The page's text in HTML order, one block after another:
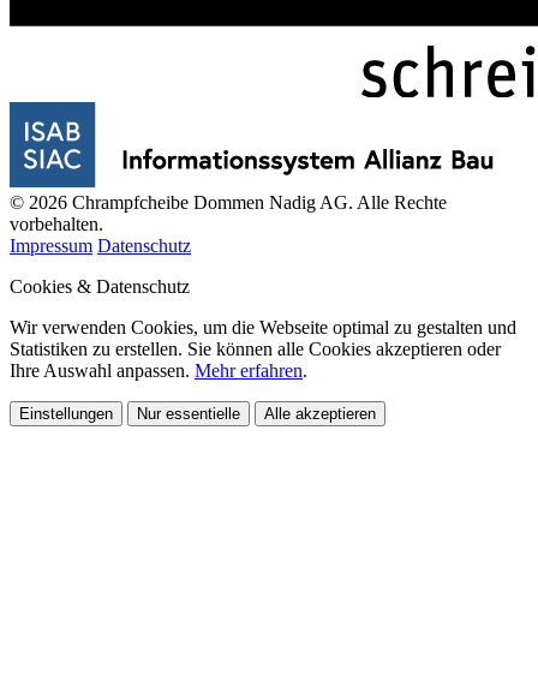
© 2026 Chrampfcheibe Dommen Nadig AG. Alle Rechte
vorbehalten.
Impressum Datenschutz
Cookies & Datenschutz
Wir verwenden Cookies, um die Webseite optimal zu gestalten und
Statistiken zu erstellen. Sie können alle Cookies akzeptieren oder
Ihre Auswahl anpassen. Mehr erfahren.
Einstellungen Nur essentielle Alle akzeptieren